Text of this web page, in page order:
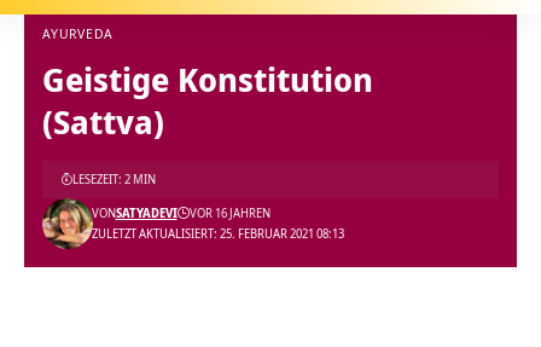
Yoga Vidya Blog - Yoga, Meditation und Ayurveda>Blog>
AYURVEDA
Geistige Konstitution
(Sattva)
ZULETZT AKTUALISIERT: 25. FEBRUAR 2021 08:13
VONSATYADEVI VOR 16 JAHREN
LESEZEIT: 2 MIN